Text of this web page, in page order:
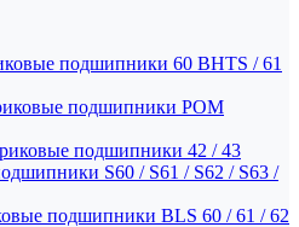
подшипники 60 BHTS / 61
подшипники POM
подшипники 42 / 43
S60 / S61 / S62 / S63 /
подшипники BLS 60 / 61 / 62